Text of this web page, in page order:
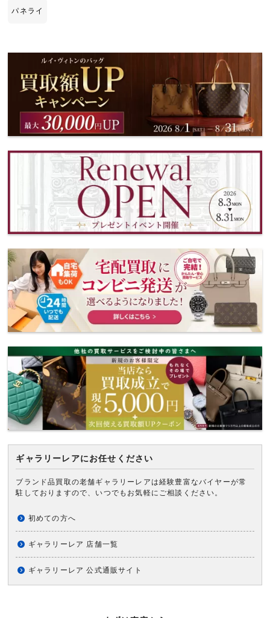
ギャラリーレアにお任せください
ブランド品買取の老舗ギャラリーレアは経験豊富なバイヤーが常
駐しておりますので、いつでもお気軽にご相談ください。
初めての方へ
ギャラリーレア 店舗一覧
ギャラリーレア 公式通販サイト
パネライ